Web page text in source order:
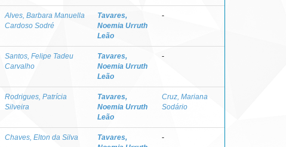
Alves, Barbara Manuella
Cardoso Sodré
Tavares,
Noemia Urruth
Leão
-
Santos, Felipe Tadeu
Carvalho
Tavares,
Noemia Urruth
Leão
-
Rodrigues, Patrícia
Silveira
Tavares,
Noemia Urruth
Leão
Cruz, Mariana
Sodário
Chaves, Elton da Silva
Tavares,
-